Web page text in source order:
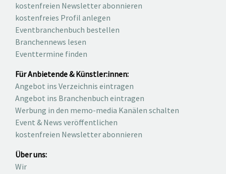
kostenfreien Newsletter abonnieren
kostenfreies Profil anlegen
Eventbranchenbuch bestellen
Branchennews lesen
Eventtermine finden
Für Anbietende & Künstler:innen:
Angebot ins Verzeichnis eintragen
Angebot ins Branchenbuch eintragen
Werbung in den memo-media Kanälen schalten
Event & News veröffentlichen
kostenfreien Newsletter abonnieren
Über uns:
Wir